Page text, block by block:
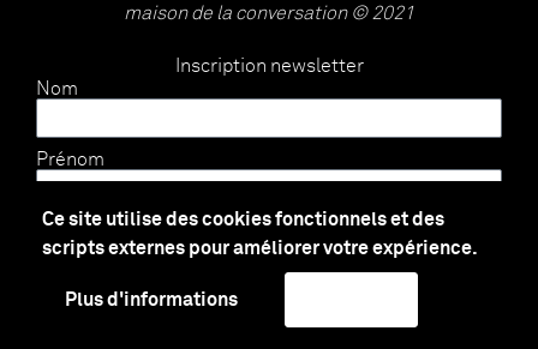
Ce site utilise des cookies fonctionnels et des
scripts externes pour améliorer votre expérience.
Plus d'informations
maison de la conversation © 2021
Inscription newsletter
Nom
Prénom
E-mail